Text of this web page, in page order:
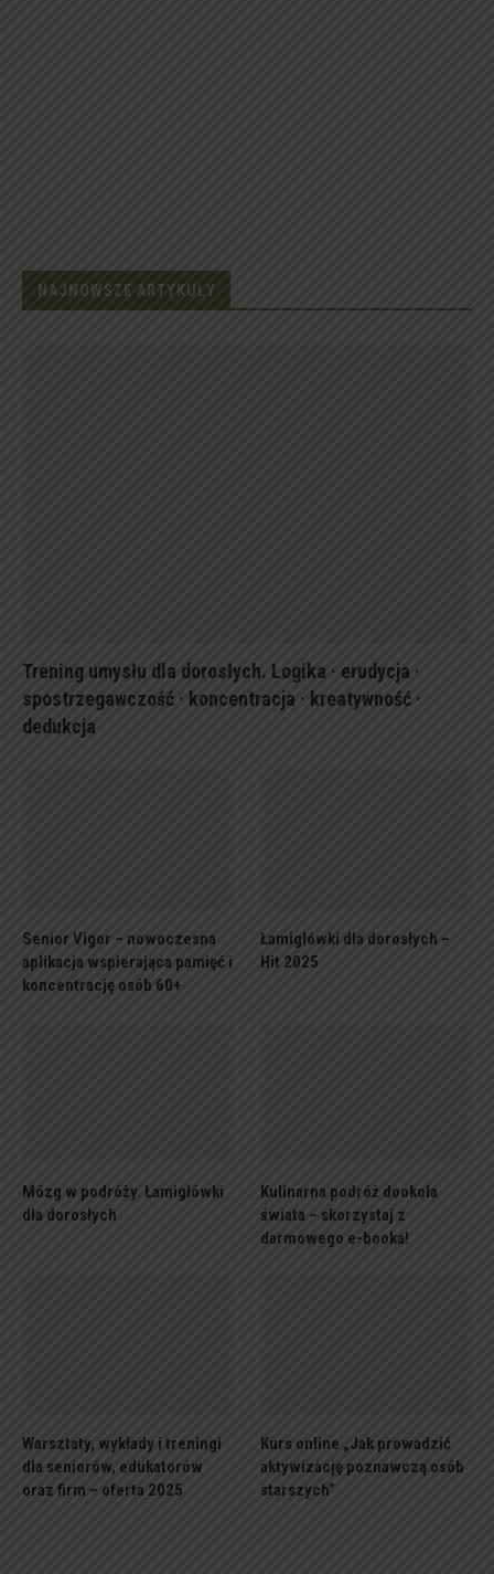
NAJNOWSZE ARTYKUŁY
Trening umysłu dla dorosłych. Logika · erudycja ·
spostrzegawczość · koncentracja · kreatywność ·
dedukcja
Senior Vigor – nowoczesna
aplikacja wspierająca pamięć i
koncentrację osób 60+
Łamigłówki dla dorosłych –
Hit 2025
Mózg w podróży. Łamigłówki
dla dorosłych
Kulinarna podróż dookoła
świata – skorzystaj z
darmowego e-booka!
Warsztaty, wykłady i treningi
dla seniorów, edukatorów
oraz firm – oferta 2025
Kurs online „Jak prowadzić
aktywizację poznawczą osób
starszych”